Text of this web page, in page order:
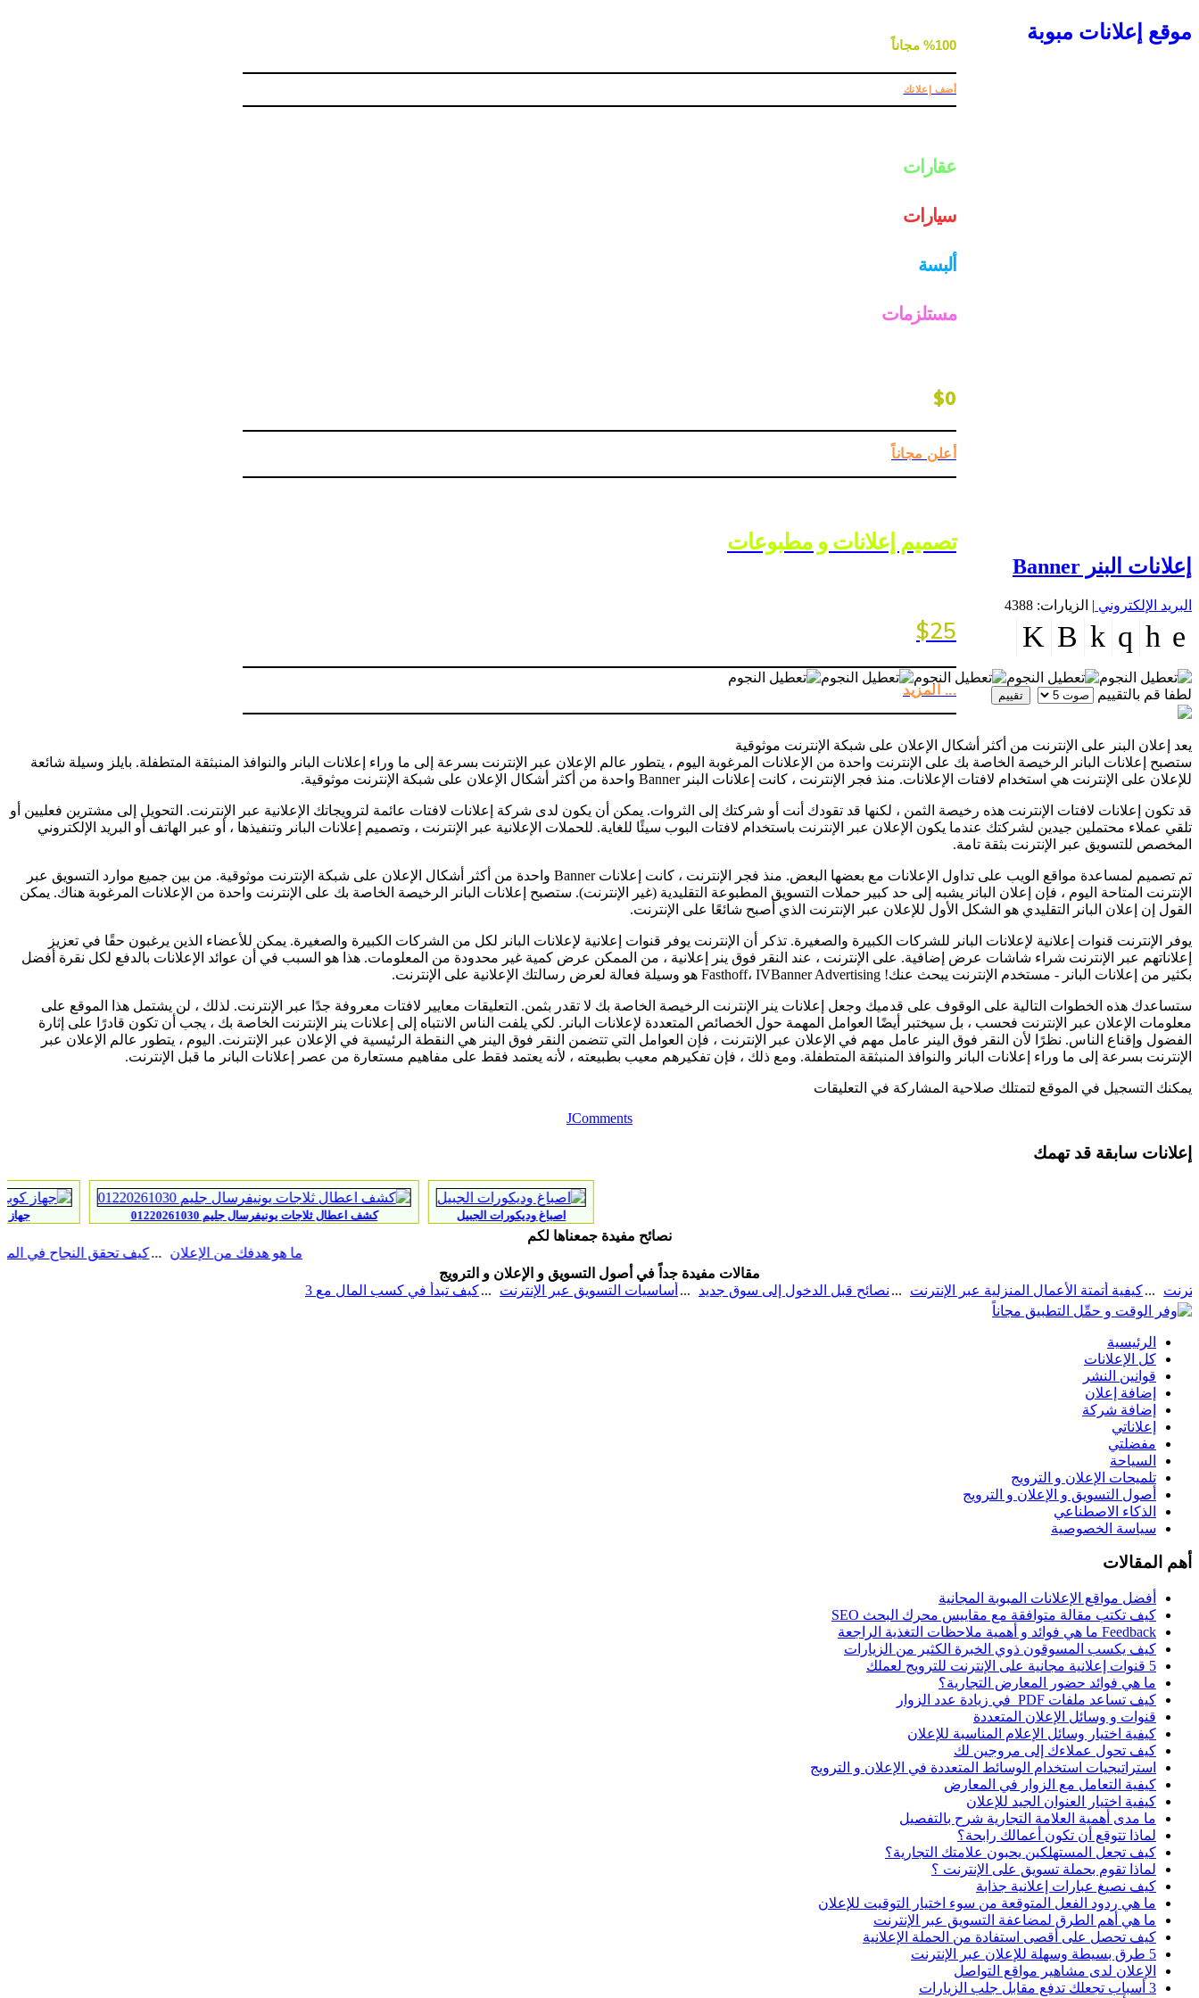
%100 مجاناً
أضف إعلانك
عقارات
سيارات
ألبسة
مستلزمات
$0
أعلن مجاناً
تصميم إعلانات و مطبوعات
$25
... المزيد
موقع إعلانات مبوبة
إعلانات البنر Banner
البريد الإلكتروني | الزيارات: 4388
لطفا قم بالتقييم
يعد إعلان البنر على الإنترنت من أكثر أشكال الإعلان على شبكة الإنترنت موثوقية
ستصبح إعلانات البانر الرخيصة الخاصة بك على الإنترنت واحدة من الإعلانات المرغوبة اليوم ، يتطور عالم الإعلان عبر الإنترنت بسرعة إلى ما وراء إعلانات البانر والنوافذ المنبثقة المتطفلة. بايلز وسيلة شائعة
للإعلان على الإنترنت هي استخدام لافتات الإعلانات. منذ فجر الإنترنت ، كانت إعلانات البنر Banner واحدة من أكثر أشكال الإعلان على شبكة الإنترنت موثوقية.
قد تكون إعلانات لافتات الإنترنت هذه رخيصة الثمن ، لكنها قد تقودك أنت أو شركتك إلى الثروات. يمكن أن يكون لدى شركة إعلانات لافتات عائمة لترويجاتك الإعلانية عبر الإنترنت. التحويل إلى مشترين فعليين أو
تلقي عملاء محتملين جيدين لشركتك عندما يكون الإعلان عبر الإنترنت باستخدام لافتات البوب ​​سيئًا للغاية. للحملات الإعلانية عبر الإنترنت ، وتصميم إعلانات البانر وتنفيذها ، أو عبر الهاتف أو البريد الإلكتروني
المخصص للتسويق عبر الإنترنت بثقة تامة.
تم تصميم لمساعدة مواقع الويب على تداول الإعلانات مع بعضها البعض. منذ فجر الإنترنت ، كانت إعلانات Banner واحدة من أكثر أشكال الإعلان على شبكة الإنترنت موثوقية. من بين جميع موارد التسويق عبر
الإنترنت المتاحة اليوم ، فإن إعلان البانر يشبه إلى حد كبير حملات التسويق المطبوعة التقليدية (غير الإنترنت). ستصبح إعلانات البانر الرخيصة الخاصة بك على الإنترنت واحدة من الإعلانات المرغوبة هناك. يمكن
القول إن إعلان البانر التقليدي هو الشكل الأول للإعلان عبر الإنترنت الذي أصبح شائعًا على الإنترنت.
يوفر الإنترنت قنوات إعلانية لإعلانات البانر للشركات الكبيرة والصغيرة. تذكر أن الإنترنت يوفر قنوات إعلانية لإعلانات البانر لكل من الشركات الكبيرة والصغيرة. يمكن للأعضاء الذين يرغبون حقًا في تعزيز
إعلاناتهم عبر الإنترنت شراء شاشات عرض إضافية. على الإنترنت ، عند النقر فوق ينر إعلانية ، من الممكن عرض كمية غير محدودة من المعلومات. هذا هو السبب في أن عوائد الإعلانات بالدفع لكل نقرة أفضل
بكثير من إعلانات البانر - مستخدم الإنترنت يبحث عنك! Fasthoff، IVBanner Advertising هو وسيلة فعالة لعرض رسالتك الإعلانية على الإنترنت.
ستساعدك هذه الخطوات التالية على الوقوف على قدميك وجعل إعلانات ينر الإنترنت الرخيصة الخاصة بك لا تقدر بثمن. التعليقات معايير لافتات معروفة جدًا عبر الإنترنت. لذلك ، لن يشتمل هذا الموقع على
معلومات الإعلان عبر الإنترنت فحسب ، بل سيختبر أيضًا العوامل المهمة حول الخصائص المتعددة لإعلانات البانر. لكي يلفت الناس الانتباه إلى إعلانات ينر الإنترنت الخاصة بك ، يجب أن تكون قادرًا على إثارة
الفضول وإقناع الناس. نظرًا لأن النقر فوق الينر عامل مهم في الإعلان عبر الإنترنت ، فإن العوامل التي تتضمن النقر فوق الينر هي النقطة الرئيسية في الإعلان عبر الإنترنت. اليوم ، يتطور عالم الإعلان عبر
الإنترنت بسرعة إلى ما وراء إعلانات البانر والنوافذ المنبثقة المتطفلة. ومع ذلك ، فإن تفكيرهم معيب بطبيعته ، لأنه يعتمد فقط على مفاهيم مستعارة من عصر إعلانات البانر ما قبل الإنترنت.
يمكنك التسجيل في الموقع لتمتلك صلاحية المشاركة في التعليقات
JComments
إعلانات سابقة قد تهمك
جهاز كوبرا جي اكس 8000 بلس الجهاز الاقوي لكشف الذهب الخام 20 كشف اعطال ثلاجات يونيفرسال جليم 01220261030 اصباغ وديكورات الجبيل
نصائح مفيدة جمعناها لكم
ما هو هدفك من الإعلان
كيف تحقق النجاح في المعارض
مقالات مفيدة جداً في أصول التسويق و الإعلان و الترويج
كيفية أتمتة الأعمال المنزلية عبر الإنترنت
نصائح قبل الدخول إلى سوق جديد أساسيات التسويق عبر الإنترنت
الرئيسية
كل الإعلانات
قوانين النشر
إضافة إعلان
إضافة شركة
إعلاناتي
مفضلتي
السياحة
تلميحات الإعلان و الترويج
أصول التسويق و الإعلان و الترويج
الذكاء الاصطناعي
سياسة الخصوصية
أهم المقالات
أفضل مواقع اﻹعلانات المبوبة المجانية
كيف تكتب مقالة متوافقة مع مقاييس محرك البحث SEO
Feedback ما هي فوائد و أهمية ملاحظات التغذية الراجعة
كيف يكسب المسوقون ذوي الخبرة الكثير من الزيارات
5 قنوات إعلانية مجانية على الإنترنت للترويج لعملك
ما هي فوائد حضور المعارض التجارية؟
كيف تساعد ملفات PDF في زيادة عدد الزوار
قنوات و وسائل الإعلان المتعددة
كيفية اختيار وسائل الإعلام المناسبة للإعلان
كيف تحول عملاءك إلى مروجين لك
استراتيجيات استخدام الوسائط المتعددة في الإعلان و الترويج
كيفية التعامل مع الزوار في المعارض
كيفية اختيار العنوان الجيد للإعلان
ما مدى أهمية العلامة التجارية شرح بالتفصيل
لماذا تتوقع أن تكون أعمالك رابحة؟
كيف تجعل المستهلكين يحبون علامتك التجارية؟
لماذا تقوم بحملة تسويق على الإنترنت ؟
كيف نصيغ عبارات إعلانية جذابة
ما هي ردود الفعل المتوقعة من سوء اختيار التوقيت للإعلان
ما هي أهم الطرق لمضاعفة التسويق عبر الإنترنت
كيف تحصل على أقصى استفادة من الحملة الإعلانية
5 طرق بسيطة وسهلة للإعلان عبر الإنترنت
الإعلان لدى مشاهير مواقع التواصل
3 أسباب تجعلك تدفع مقابل جلب الزيارات